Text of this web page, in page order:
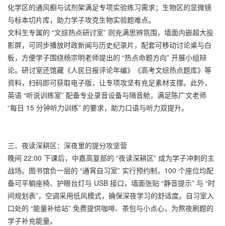
化学区的通风橱与试剂架满足专项实验练习需求；生物区的显微镜
与标本切片库，助力学子攻克生物实验题难点。​
文科生专属的 “文综热点研讨室” 则充满思辨氛围，墙面内嵌超大投
影屏，可同步播放时政新闻与历史纪录片，配套可移动讨论桌与白
板，方便学子围绕杨宗明老师提出的 “热点命题方向” 开展小组辩
论。研讨室还馆藏《人民日报评论年编》《高考文综热点题库》等
资料，扫码即可获取电子版，让专项攻坚有充足素材支撑。此外，
英语 “听说训练室” 配备专业录音设备与隔音舱，满足陈广文老师
“每日 15 分钟听力训练” 的要求，助力口语与听力双提升。​
三、夜读深耕区：深夜里的提分攻坚营​
晚间 22:00 下课后，中嘉高复部的 “夜读深耕区” 成为学子冲刺的主
战场。图书馆负一层的 “通宵自习室” 实行预约制，100 个座位均配
备可平躺座椅、护眼台灯与 USB 接口，墙面张贴 “静音提示” 与 “时
间规划表”，空调采用低风模式，确保深夜学习的舒适度。自习室入
口处的 “能量补给站” 免费提供咖啡、茶包与小点心，为熬夜刷题的
学子补充能量。​